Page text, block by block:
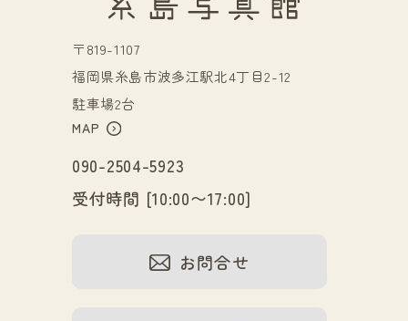
〒819-1107
福岡県糸島市波多江駅北4丁目2-12
駐車場2台
MAP
090-2504-5923
受付時間 [10:00〜17:00]
お問合せ